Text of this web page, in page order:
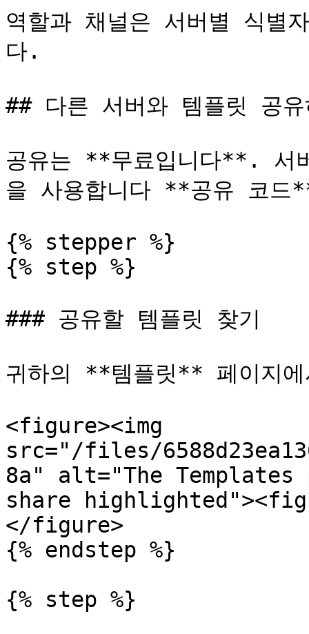
역할과 채널은 서버별 식별
다.
## 다른 서버와 템플릿 공유
공유는 **무료입니다**. 서
을 사용합니다 **공유 코드
{% stepper %}
{% step %}
### 공유할 템플릿 찾기
귀하의 **템플릿** 페이지
<figure><img
src="/files/
8a" alt="The
share
</figure>
{% endstep %}
{% step %}